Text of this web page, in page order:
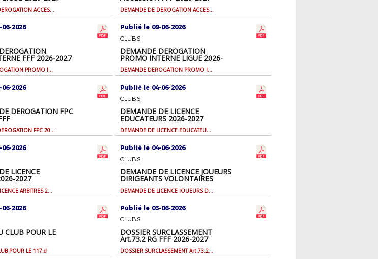
DEMANDE DE DEROGATION ACCESSION LIGUE 2026-2027 DEMANDE DE DEROGATION ACCESSION FFF 2026-2027
2026
FFF 2026-2027
DEMANDE DEROGATION PROMO INTERNE FFF 2026-2027
Publié le 09-06-2026
CLUBS
DEMANDE DEROGATION
PROMO INTERNE LIGUE 2026-
2027 DEMANDE DEROGATION PROMO INTERNE LIGUE 2026-2027
2026
DEROGATION FPC
DEMANDE DE DEROGATION FPC 2026-2027 FFF
Publié le 04-06-2026
CLUBS
DEMANDE DE LICENCE
EDUCATEURS 2026-2027
DEMANDE DE LICENCE EDUCATEURS 2026-2027
2026
LICENCE
2027
DEMANDE DE LICENCE ARBITRES 2026-2027
Publié le 04-06-2026
CLUBS
DEMANDE DE LICENCE JOUEURS
DIRIGEANTS VOLONTAIRES
2026-2027 DEMANDE DE LICENCE JOUEURS DIRIGEANTS VOLONTAIRES 2026-2027
2026
CLUB POUR LE
POUR LE 117.d
Publié le 03-06-2026
CLUBS
DOSSIER SURCLASSEMENT
Art.73.2 RG FFF 2026-2027
DOSSIER SURCLASSEMENT Art.73.2 RG FFF 2026-2027